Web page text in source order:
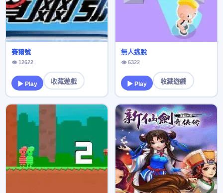
賽爾號
👁 12622
▶ Play 收藏遊戲
無人逃脫
👁 6322
▶ Play 收藏遊戲